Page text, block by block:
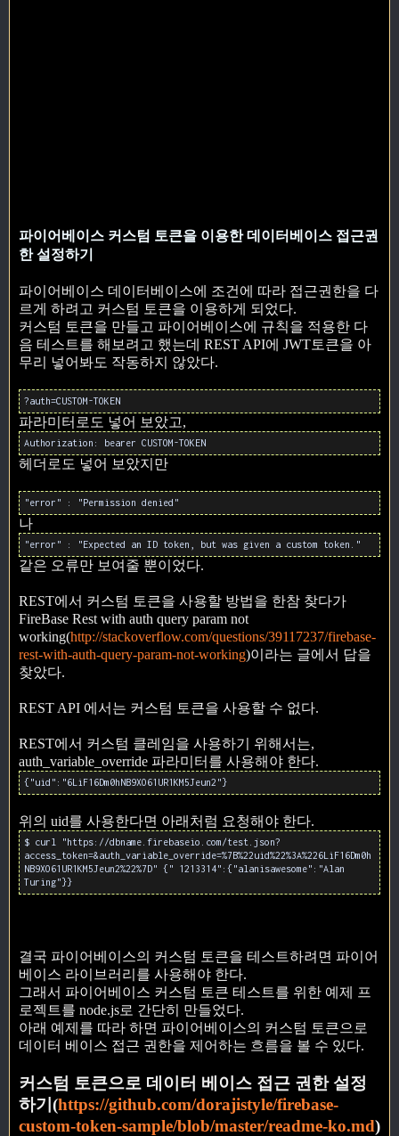
파이어베이스 커스텀 토큰을 이용한 데이터베이스 접근권
한 설정하기
파이어베이스 데이터베이스에 조건에 따라 접근권한을 다
르게 하려고 커스텀 토큰을 이용하게 되었다.
커스텀 토큰을 만들고 파이어베이스에 규칙을 적용한 다
음 테스트를 해보려고 했는데 REST API에 JWT토큰을 아
무리 넣어봐도 작동하지 않았다.
?auth=CUSTOM-TOKEN
파라미터로도 넣어 보았고,
Authorization: bearer CUSTOM-TOKEN
헤더로도 넣어 보았지만
"error" : "Permission denied"
나
"error" : "Expected an ID token, but was given a custom token."
같은 오류만 보여줄 뿐이었다.
REST에서 커스텀 토큰을 사용할 방법을 한참 찾다가
FireBase Rest with auth query param not
working(http://stackoverflow.com/questions/39117237/firebase-
rest-with-auth-query-param-not-working)이라는 글에서 답을
찾았다.
REST API 에서는 커스텀 토큰을 사용할 수 없다.
REST에서 커스텀 클레임을 사용하기 위해서는,
auth_variable_override 파라미터를 사용해야 한다.
{"uid":"6LiF16Dm0hNB9XO61UR1KM5Jeun2"}
위의 uid를 사용한다면 아래처럼 요청해야 한다.
$ curl "https://dbname.firebaseio.com/test.json?
access_token=&auth_variable_override=%7B%22uid%22%3A%226LiF16Dm0h
NB9XO61UR1KM5Jeun2%22%7D" {" 1213314":{"alanisawesome":"Alan
Turing"}}
결국 파이어베이스의 커스텀 토큰을 테스트하려면 파이어
베이스 라이브러리를 사용해야 한다.
그래서 파이어베이스 커스텀 토큰 테스트를 위한 예제 프
로젝트를 node.js로 간단히 만들었다.
아래 예제를 따라 하면 파이어베이스의 커스텀 토큰으로
데이터 베이스 접근 권한을 제어하는 흐름을 볼 수 있다.
커스텀 토큰으로 데이터 베이스 접근 권한 설정
하기(https://github.com/dorajistyle/firebase-
custom-token-sample/blob/master/readme-ko.md)